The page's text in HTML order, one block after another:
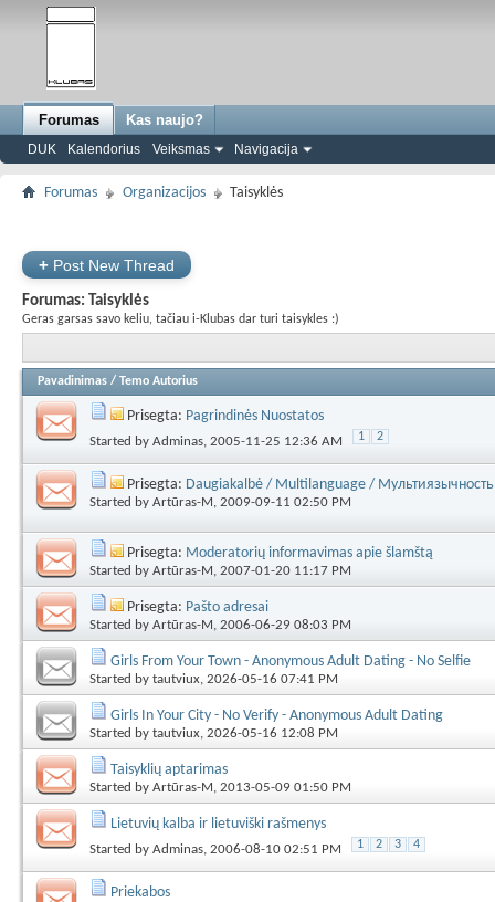
Forumas
DUK Kalendorius Veiksmas Navigacija
Kas naujo?
Forumas Organizacijos Taisyklės
+ Post New Thread
Forumas: Taisyklės
Geras garsas savo keliu, tačiau i-Klubas dar turi taisykles :)
Pavadinimas / Temo Autorius
Prisegta: Pagrindinės Nuostatos
Started by Adminas, 2005-11-25 12:36 AM 1 2
Prisegta: Daugiakalbė / Multilanguage / Мультиязычность
Started by Artūras-M, 2009-09-11 02:50 PM
Prisegta: Moderatorių informavimas apie šlamštą
Started by Artūras-M, 2007-01-20 11:17 PM
Prisegta: Pašto adresai
Started by Artūras-M, 2006-06-29 08:03 PM
Girls From Your Town - Anonymous Adult Dating - No Selfie
Started by tautviux, 2026-05-16 07:41 PM
Girls In Your City - No Verify - Anonymous Adult Dating
Started by tautviux, 2026-05-16 12:08 PM
Taisyklių aptarimas
Started by Artūras-M, 2013-05-09 01:50 PM
Lietuvių kalba ir lietuviški rašmenys
Started by Adminas, 2006-08-10 02:51 PM 1 2 3 4
Priekabos